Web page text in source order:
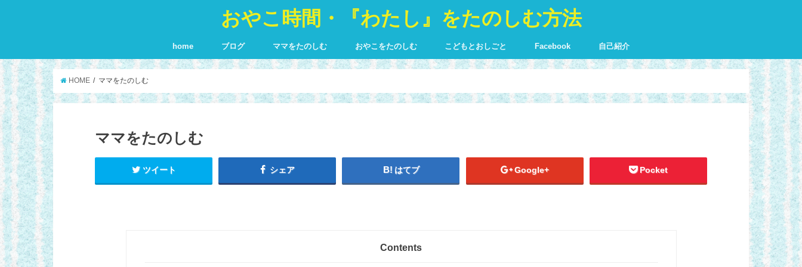
おやこ時間・『わたし』をたのしむ方法
home ブログ ママをたのしむ
ママと赤ちゃんの教室 more*hug ベビーマッサージ
もっと抱っこがスキになる講座
わたしの個性の活かし方 〜個性心理
個性心理学を自分・お仕事・家庭に
アドバイザー講座】
わたしらしく楽しむ時間管理術
おやこをたのしむ
コミュニティkoen
こどもとおしごと
わくわくする時間の使い方を伝える
抱っこのプロ＊抱っこポスチャリン
個性心理学を自分・お仕事・家庭に
アドバイザー講座】
Facebook 自己紹介
HOME ママをたのしむ
ママをたのしむ
ツイート シェア はてブ Google+ Pocket
Contents